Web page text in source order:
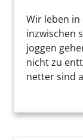
Wir leben
inzwischen
joggen
nicht zu
netter sind